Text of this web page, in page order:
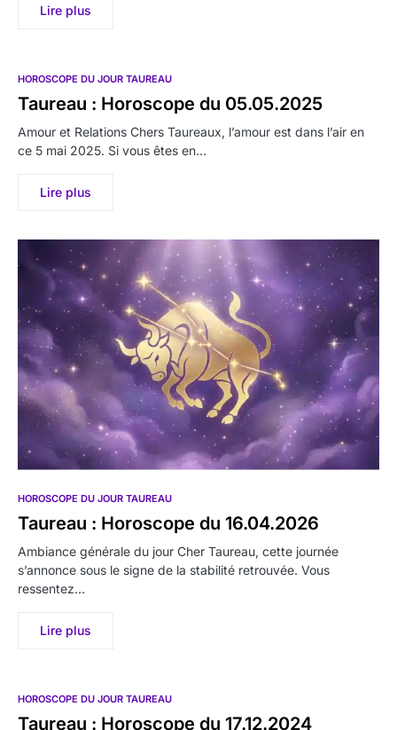
Lire plus
HOROSCOPE DU JOUR TAUREAU
Taureau : Horoscope du 05.05.2025
Amour et Relations Chers Taureaux, l’amour est dans l’air en
ce 5 mai 2025. Si vous êtes en…
Lire plus
HOROSCOPE DU JOUR TAUREAU
Taureau : Horoscope du 16.04.2026
Ambiance générale du jour Cher Taureau, cette journée
s’annonce sous le signe de la stabilité retrouvée. Vous
ressentez…
Lire plus
HOROSCOPE DU JOUR TAUREAU
Taureau : Horoscope du 17.12.2024